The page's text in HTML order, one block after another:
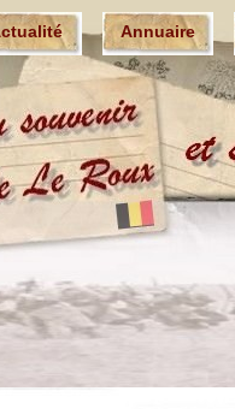
Actualité Annuaire